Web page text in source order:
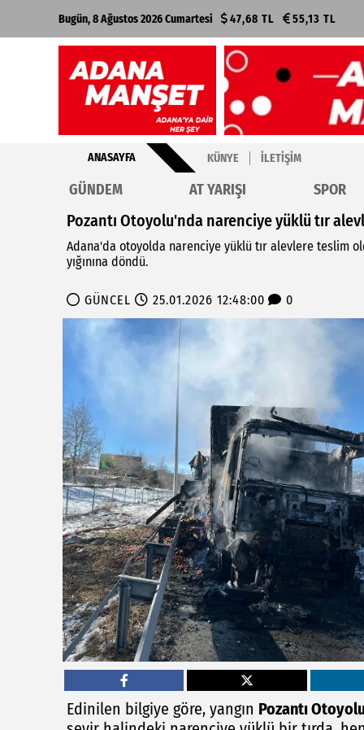
Bugün, 8 Ağustos 2026 Cumartesi 47,68 TL 55,13 TL
ANASAYFA KÜNYE İLETIŞIM
GÜNDEM AT YARIŞI SPOR
Pozantı Otoyolu'nda narenciye yüklü tır
Adana'da otoyolda narenciye yüklü tır alevlere teslim
yığınına döndü.
GÜNCEL 25.01.2026 12:48:00 0
Edinilen bilgiye göre, yangın Pozantı